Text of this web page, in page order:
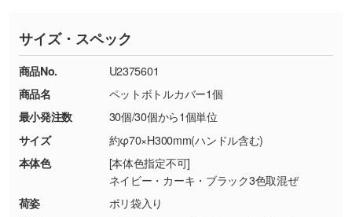
す。→詳しく見る
・コーポレートカラーを使って印刷したい／印
刷色にこだわりがある
DIC・PANTONEなどのカラーチップの指定や、
現物支給による色指定も承っております。→
しく見る
・背景がある画像からキャラクター部分だけを
※詳しくは「商品の良品基準について
ください。
【返品・交換ができない場合】
・お客様の元で商品を加工された場合、または
商品が破損した場合
・商品到着後7日以上経過している場合
・お客様のご都合による返品・交換依頼(商
品・色・数量などの注文間違い等)
TEL：0422-29-9911 営業時間10:00～
18:00(土日祝日除く)
お問い合わせフォームはこちら
サイズ・スペック
商品No.
U2375601
商品名
ペットボトルカバー1個
最小発注数
30個/30個から1個単位
サイズ
約φ70×H300mm(ハンドル含む)
本体色
[本体色指定不可]
ネイビー・カーキ・ブラック3色取混ぜ
荷姿
ポリ袋入り